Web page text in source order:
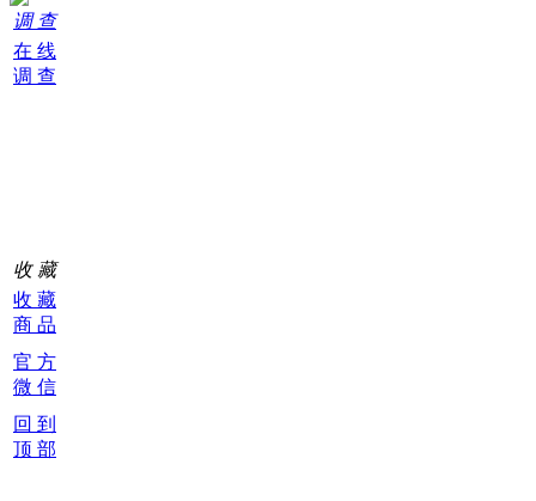
调 查
在 线
调 查
收 藏
收 藏
商 品
官 方
微 信
回 到
顶 部